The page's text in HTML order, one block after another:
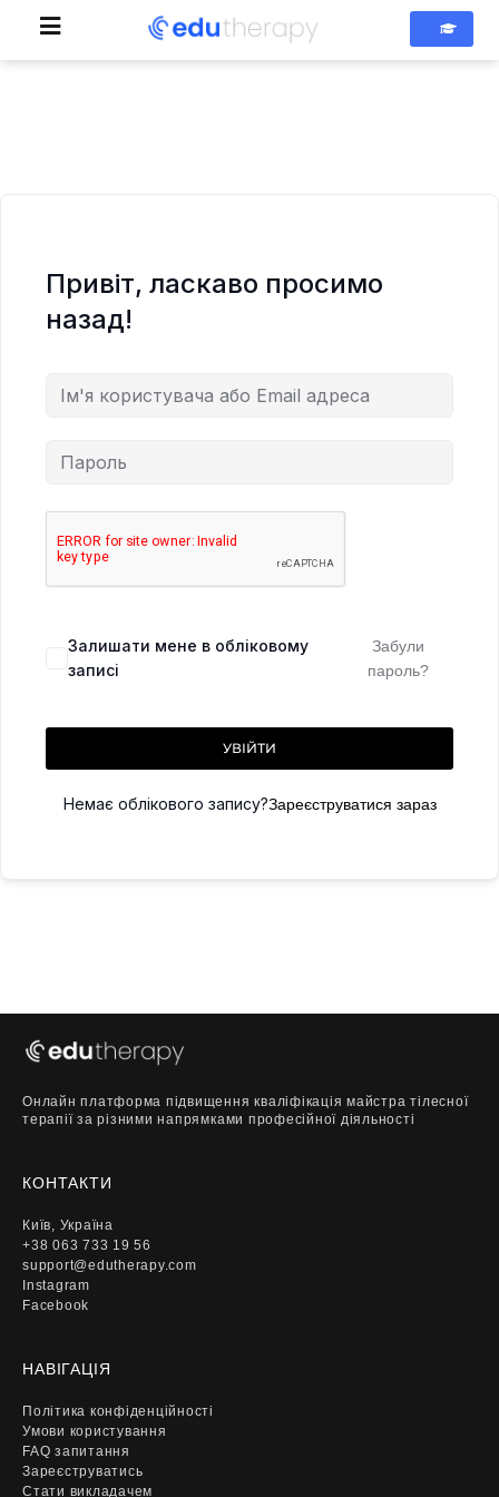
Привіт, ласкаво просимо
назад!
Залишати мене в обліковому
записі
Забули
пароль?
УВІЙТИ
Немає облікового запису?Зареєструватися зараз
Онлайн платформа підвищення кваліфікація майстра тілесної
терапії за різними напрямками професійної діяльності
КОНТАКТИ
Київ, Україна
+38 063 733 19 56
support@edutherapy.com
Instagram
Facebook
НАВІГАЦІЯ
Політика конфіденційності
Умови користування
FAQ запитання
Зареєструватись
Стати викладачем